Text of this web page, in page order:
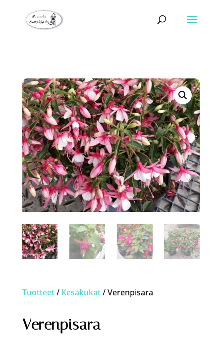
Tuotteet/ Kesäkukat/ Verenpisara
Verenpisara